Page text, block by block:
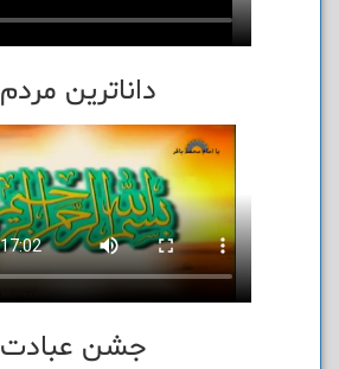
داناترین مردم
جشن عبادت